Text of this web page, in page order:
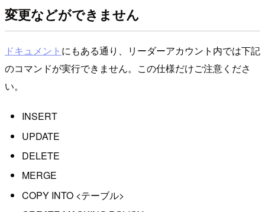
変更などができません
ドキュメント にもある通り、リーダーアカウント内では下記
のコマンドが実行できません。この仕様だけご注意くださ
い。
INSERT
UPDATE
DELETE
MERGE
COPY INTO <テーブル>